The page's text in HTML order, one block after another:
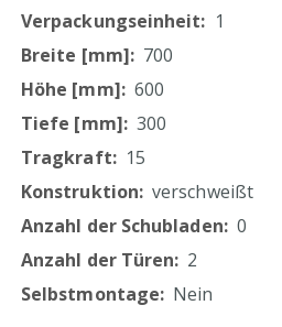
1
700
600
300
15
verschweißt
0
2
Nein